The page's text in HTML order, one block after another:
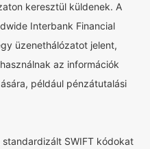
keresztül küldenek. A
Interbank Financial
üzenethálózatot jelent,
az információk
például pénzátutalási
SWIFT kódokat